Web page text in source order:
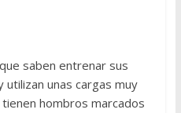
saben entrenar sus
unas cargas muy
hombros marcados